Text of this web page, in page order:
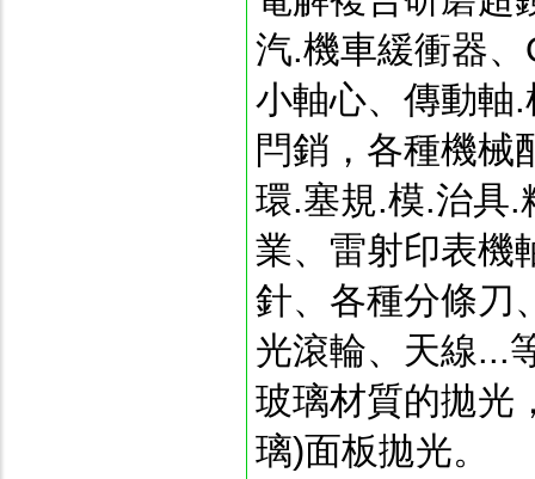
汽.機車緩衝器
小軸心、傳動軸
閂銷，各種機械
環.塞規.模.治具.
業、 雷射印表機
針、各種分條刀
光滾輪、天線...
玻璃材質的拋光
璃)面板拋光。